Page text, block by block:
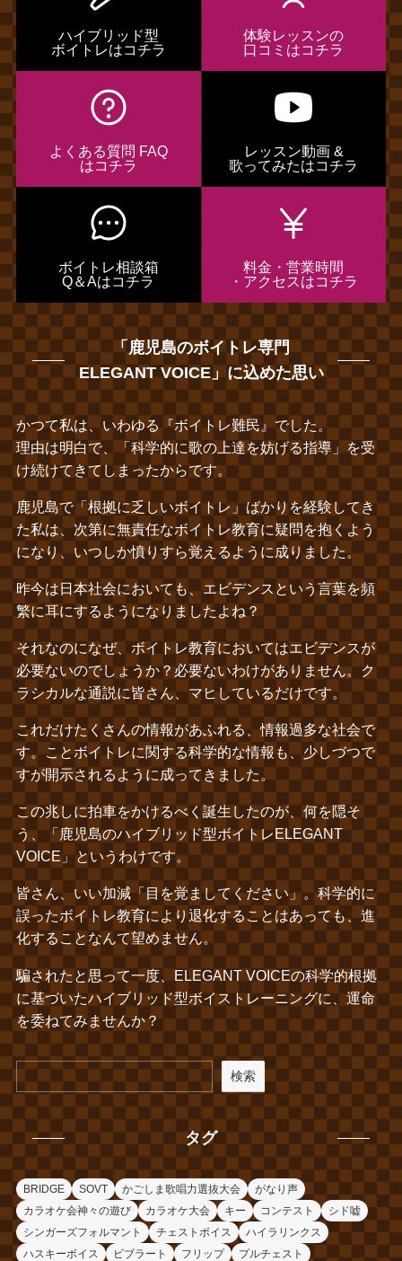
ハイブリッド型
ボイトレはコチラ
体験レッスンの
口コミはコチラ
よくある質問 FAQ
はコチラ
レッスン動画 &
歌ってみたはコチラ
ボイトレ相談箱
Q＆Aはコチラ
料金・営業時間
・アクセスはコチラ
「鹿児島のボイトレ専門
ELEGANT VOICE」に込めた思い
かつて私は、いわゆる『ボイトレ難民』でした。
理由は明白で、「科学的に歌の上達を妨げる指導」を受
け続けてきてしまったからです。
鹿児島で「根拠に乏しいボイトレ」ばかりを経験してき
た私は、次第に無責任なボイトレ教育に疑問を抱くよう
になり、いつしか憤りすら覚えるように成りました。
昨今は日本社会においても、エビデンスという言葉を頻
繁に耳にするようになりましたよね？
それなのになぜ、ボイトレ教育においてはエビデンスが
必要ないのでしょうか？必要ないわけがありません。ク
ラシカルな通説に皆さん、マヒしているだけです。
これだけたくさんの情報があふれる、情報過多な社会で
す。ことボイトレに関する科学的な情報も、少しづつで
すが開示されるように成ってきました。
この兆しに拍車をかけるべく誕生したのが、何を隠そ
う、「鹿児島のハイブリッド型ボイトレELEGANT
VOICE」というわけです。
皆さん、いい加減「目を覚ましてください」。科学的に
誤ったボイトレ教育により退化することはあっても、進
化することなんて望めません。
騙されたと思って一度、ELEGANT VOICEの科学的根拠
に基づいたハイブリッド型ボイストレーニングに、運命
を委ねてみませんか？
検索
タグ
BRIDGE SOVT かごしま歌唱力選抜大会
がなり声
カラオケ会神々の遊び
カラオケ大会 キー コンテスト
シド嘘
シンガーズフォルマント
チェストボイス
ハイラリンクス
ハスキーボイス
ビブラート フリップ
プルチェスト